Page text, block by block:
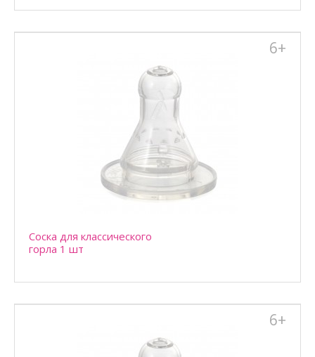
Бутылочка 250 мл
Бутылочка с ручками 250 мл для кормления детей, находящихся
на смешанном или искусственном вскармлив..
6+
Соска для классического
горла 1 шт
6+